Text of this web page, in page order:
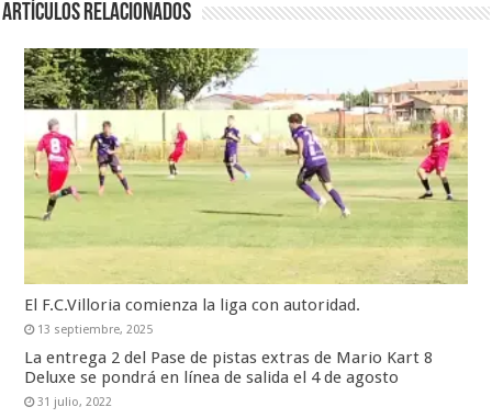
Artículos relacionados
El F.C.Villoria comienza la liga con autoridad.
13 septiembre, 2025
La entrega 2 del Pase de pistas extras de Mario Kart 8
Deluxe se pondrá en línea de salida el 4 de agosto
31 julio, 2022